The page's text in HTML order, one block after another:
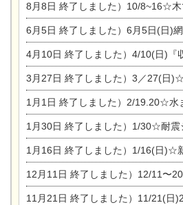
8月8日 終了しました）10/8~16☆木でつくる平屋の
6月5日 終了しました）6月5日(日)網
4月10日 終了しました）4/10(日)『収納がたく
3月27日 終了しました）3／27(日)☆春のリフォーム！水まわりLDKリ
1月1日 終了しました）2/19.20☆水まわり・LDKリフ
1月30日 終了しました）1/30☆耐震シェルタ
1月16日 終了しました）1/16(日)☆新春！増改築
12月11日 終了しました）12/11〜20☆冬の大
11月21日 終了しました）11/21(日)22(月)23(火)☆家の